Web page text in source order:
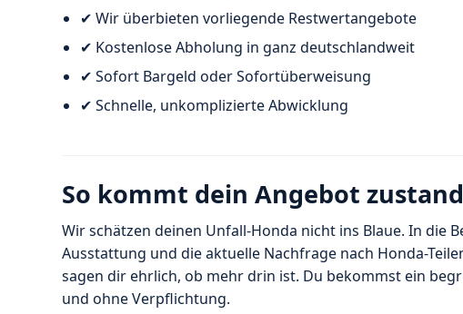
✔ Wir überbieten vorliegende Restwertangebote
✔ Kostenlose Abholung in ganz deutschlandweit
✔ Sofort Bargeld oder Sofortüberweisung
✔ Schnelle, unkomplizierte Abwicklung
So kommt dein Angebot
Wir schätzen deinen Unfall-Honda nicht ins Blaue. In die
Ausstattung und die aktuelle Nachfrage nach Honda-
sagen dir ehrlich, ob mehr drin ist. Du bekommst ein
und ohne Verpflichtung.